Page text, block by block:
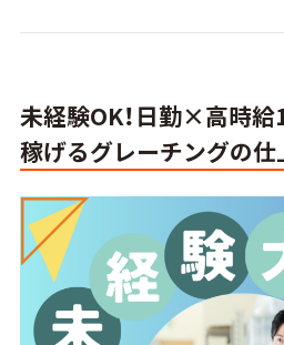
未経験OK！日勤×高時
稼げるグレーチングの仕